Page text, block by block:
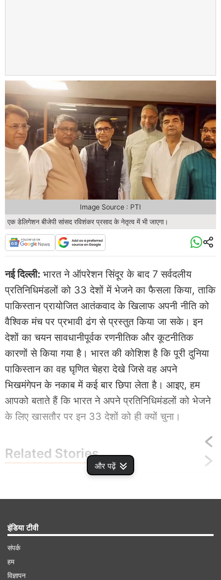
और पढ़ें
एक डेलिगेशन बीजेपी सांसद रविशंकर प्रसाद के नेतृत्व में भी जाएगा।
Image Source : PTI
नई दिल्ली: भारत ने ऑपरेशन सिंदूर के बाद 7 सर्वदलीय
प्रतिनिधिमंडलों को 33 देशों में भेजने का फैसला किया, ताकि
पाकिस्तान प्रायोजित आतंकवाद के खिलाफ अपनी नीति को
वैश्विक मंच पर प्रभावी ढंग से प्रस्तुत किया जा सके। इन
देशों का चयन सावधानीपूर्वक रणनीतिक और कूटनीतिक
कारणों से किया गया है। भारत की कोशिश है कि पूरी दुनिया
पाकिस्तान का वह घृणित चेहरा देखे जिसे वह अपने
भिखमंगेपन के नकाब में कई बार छिपा लेता है। आइए, हम
आपको बताते हैं कि भारत ने अपने प्रतिनिधिमंडलों को भेजने
के लिए खासतौर पर इन 33 देशों को ही क्यों चुना।
Related Stories
बंदूक या एयर डिफेंस सिस्टम तैनात नहीं किए गए थे-
इंडिया टीवी
संपर्क
हम
विज्ञापन